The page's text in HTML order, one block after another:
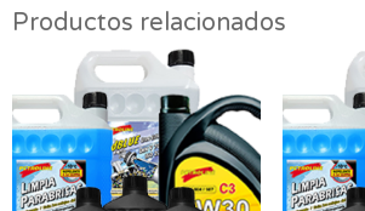
Productos relacionados